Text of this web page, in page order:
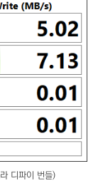
디파이 번들)